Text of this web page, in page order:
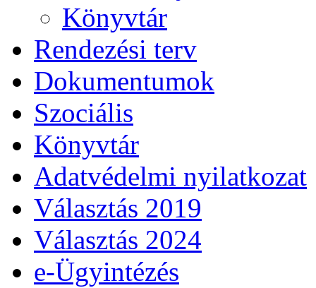
Könyvtár
Rendezési terv
Dokumentumok
Szociális
Könyvtár
Adatvédelmi nyilatkozat
Választás 2019
Választás 2024
e-Ügyintézés